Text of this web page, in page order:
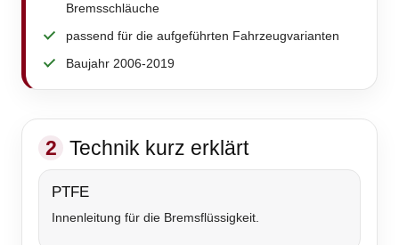
Bremsschläuche
passend für die aufgeführten Fahrzeugvarianten
Baujahr 2006-2019
2 Technik kurz erklärt
PTFE
Innenleitung für die Bremsflüssigkeit.